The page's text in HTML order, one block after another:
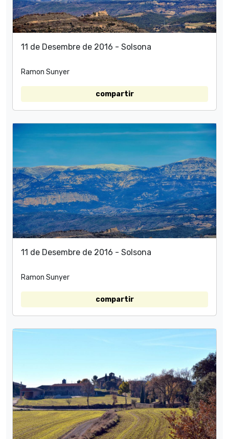
11 de Desembre de 2016 - Solsona
Ramon Sunyer
compartir
11 de Desembre de 2016 - Solsona
Ramon Sunyer
compartir